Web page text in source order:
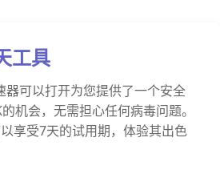
工具
可以打开为您提供了一个安全
机会，无需担心任何病毒问题。
享受7天的试用期，体验其出色